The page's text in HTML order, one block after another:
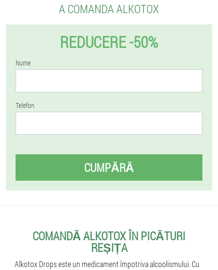
A COMANDA ALKOTOX
REDUCERE -50%
Nume
Telefon
CUMPĂRĂ
COMANDĂ ALKOTOX ÎN PICĂTURI
REȘIȚA
Alkotox Drops este un medicament împotriva alcoolismului. Cu